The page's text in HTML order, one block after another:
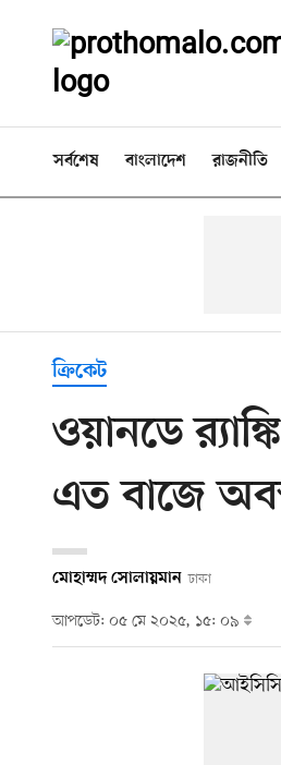
সর্বশেষ বাংলাদেশ রাজনীতি
ক্রিকেট
ওয়ানডে
এত বাজে
মোহাম্মদ সোলায়মান ঢাকা
আপডেট: ০৫ মে ২০২৫, ১৫: ০৯